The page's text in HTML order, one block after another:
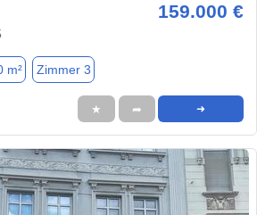
159.000 €
m² Zimmer 3
★ ➦ ➜